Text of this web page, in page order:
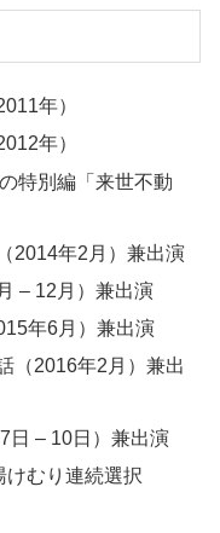
年）
年）
特別編「来世不動
2014年2月）兼出演
– 12月）兼出演
年6月）兼出演
（2016年2月）兼出
日 – 10日）兼出演
けむり連続選択